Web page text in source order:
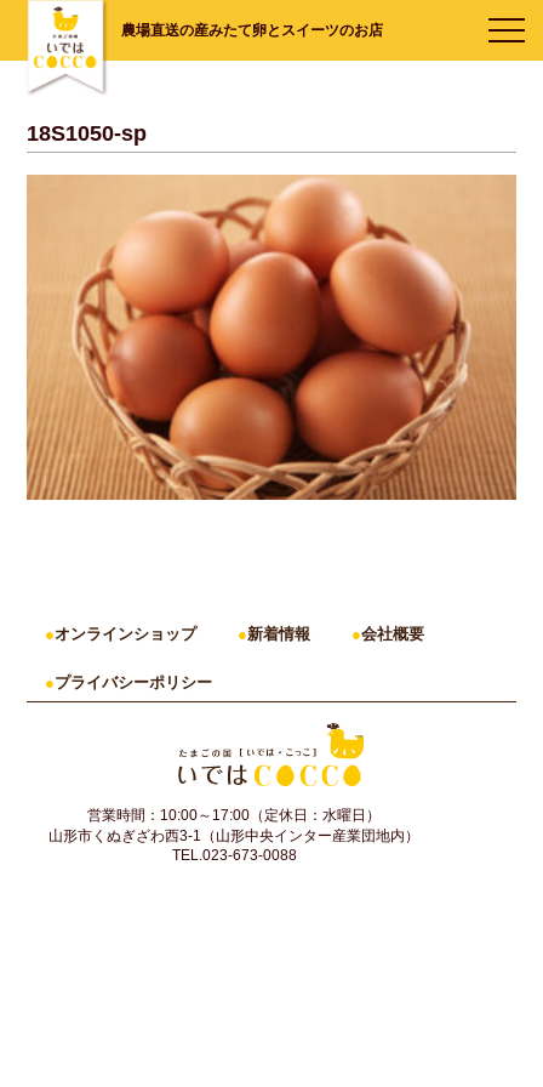
農場直送の産みたて卵とスイーツのお店
18S1050-sp
オンラインショップ 新着情報 会社概要
プライバシーポリシー
営業時間：10:00～17:00（定休日：水曜日）
山形市くぬぎざわ西3-1（山形中央インター産業団地内）
TEL.023-673-0088